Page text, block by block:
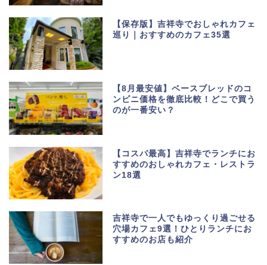
【保存版】吉祥寺でおしゃれカフェ
巡り｜おすすめのカフェ35選
【8月最安値】ベースブレッドのコ
ンビニ価格を徹底比較！どこで買う
のが一番安い？
【コスパ最高】吉祥寺でランチにお
すすめのおしゃれカフェ・レストラ
ン18選
吉祥寺で一人でもゆっくり過ごせる
穴場カフェ9選！ひとりランチにお
すすめのお店も紹介